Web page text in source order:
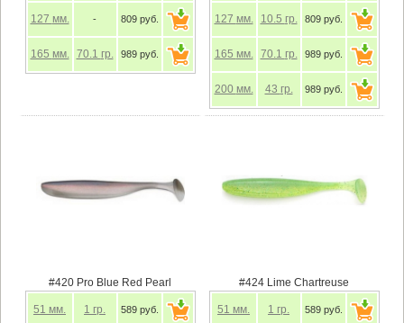
127 мм. - 809 руб.
165 мм. 70.1 гр. 989 руб.
127 мм. 10.5 гр. 809 руб.
165 мм. 70.1 гр. 989 руб.
200 мм. 43 гр. 989 руб.
#420 Pro Blue Red Pearl
51 мм. 1 гр. 589 руб.
#424 Lime Chartreuse
51 мм. 1 гр. 589 руб.